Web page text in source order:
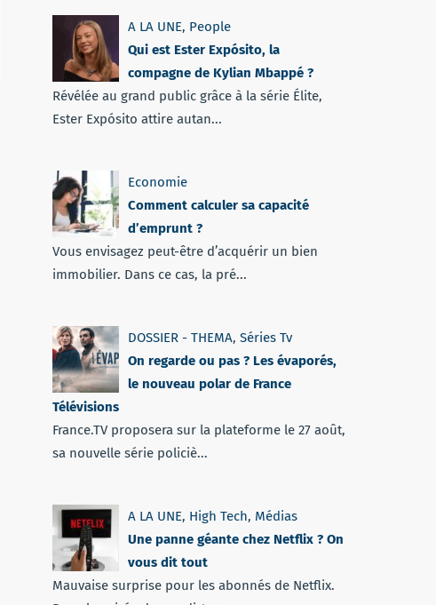
A LA UNE, People
Qui est Ester Expósito, la
compagne de Kylian Mbappé ?
Révélée au grand public grâce à la série Élite,
Ester Expósito attire autan...
Economie
Comment calculer sa capacité
d’emprunt ?
Vous envisagez peut-être d’acquérir un bien
immobilier. Dans ce cas, la pré...
DOSSIER - THEMA, Séries Tv
On regarde ou pas ? Les évaporés,
le nouveau polar de France
Télévisions
France.TV proposera sur la plateforme le 27 août,
sa nouvelle série policiè...
A LA UNE, High Tech, Médias
Une panne géante chez Netflix ? On
vous dit tout
Mauvaise surprise pour les abonnés de Netflix.